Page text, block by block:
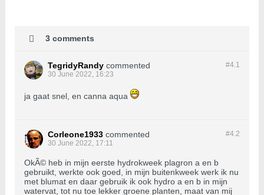
3 comments
#4.1
TegridyRandy commented
30 June 2022, 16:23
ja gaat snel, en canna aqua
#4.2
Corleone1933 commented
30 June 2022, 17:11
OkÃ© heb in mijn eerste hydrokweek plagron a en b
gebruikt, werkte ook goed, in mijn buitenkweek werk ik nu
met blumat en daar gebruik ik ook hydro a en b in mijn
watervat, tot nu toe lekker groene planten, maat van mij